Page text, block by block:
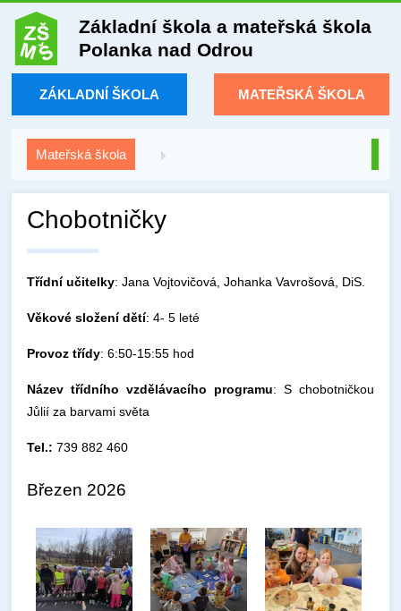
Základní škola a mateřská škola
Polanka nad Odrou
ZÁKLADNÍ ŠKOLA MATEŘSKÁ ŠKOLA
Mateřská škola
Chobotničky
Třídní učitelky: Jana Vojtovičová, Johanka Vavrošová, DiS.
Věkové složení dětí: 4- 5 leté
Provoz třídy: 6:50-15:55 hod
Název třídního vzdělávacího programu: S chobotničkou
Jůlií za barvami světa
Tel.: 739 882 460
Březen 2026